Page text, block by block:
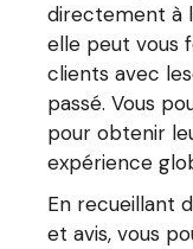
directement à
elle peut vous
clients avec
passé. Vous
pour obtenir
expérience
En recueillant
et avis, vous